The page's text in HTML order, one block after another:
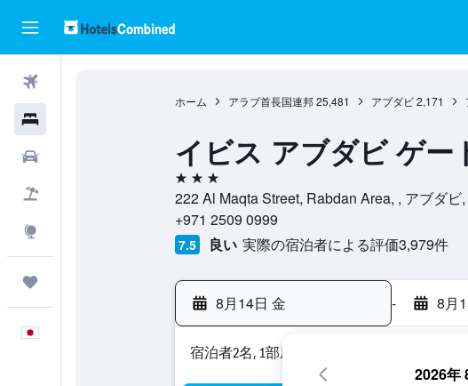
ホーム アラブ首長国連邦 25,481 アブダビ 2,171
イビス アブダビ ゲー
3つ星
222 Al Maqta Street, Rabdan Area, , アブダ
+971 2509 0999
7.5 良い 実際の宿泊者による評価3,979​件
8月14日 金 - 8月
宿泊者2名, 1​部屋
2026年